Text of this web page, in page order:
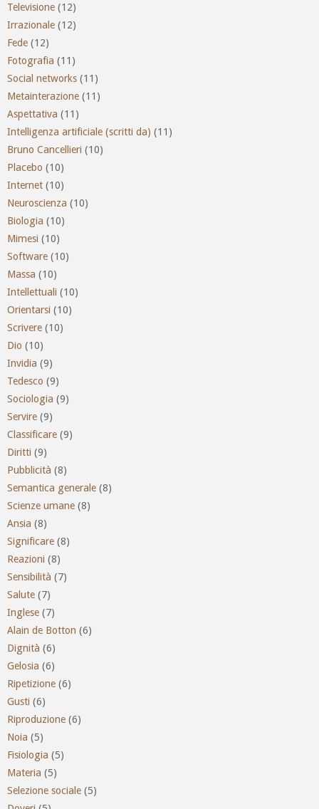
Televisione (12)
Irrazionale (12)
Fede (12)
Fotografia (11)
Social networks (11)
Metainterazione (11)
Aspettativa (11)
Intelligenza artificiale (scritti da) (11)
Bruno Cancellieri (10)
Placebo (10)
Internet (10)
Neuroscienza (10)
Biologia (10)
Mimesi (10)
Software (10)
Massa (10)
Intellettuali (10)
Orientarsi (10)
Scrivere (10)
Dio (10)
Invidia (9)
Tedesco (9)
Sociologia (9)
Servire (9)
Classificare (9)
Diritti (9)
Pubblicità (8)
Semantica generale (8)
Scienze umane (8)
Ansia (8)
Significare (8)
Reazioni (8)
Sensibilità (7)
Salute (7)
Inglese (7)
Alain de Botton (6)
Dignità (6)
Gelosia (6)
Ripetizione (6)
Gusti (6)
Riproduzione (6)
Noia (5)
Fisiologia (5)
Materia (5)
Selezione sociale (5)